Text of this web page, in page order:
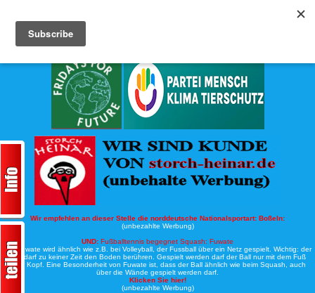
Wir empfehlen an dieser Stelle die norddeutsche Nationalsportart: Boßeln:
(unbezahlte Werbung)
UND: Fußballtennis begegnet Squash: Fuwate
Bei Fuwate wird ähnlich wie z.B. bei Volleyball, der Fussball über ein Netz gespielt. Wichtig: der
Ball darf zu keiner Zeit den Boden berühren. Gespielt werden darf der Ball nur mit dem Fuß
oder Kopf. Eine Besonderheit von Fuwate ist, dass der Ball ähnlich wie beim Squash, auch
über die Wände gespielt werden darf.
Klicken Sie hier!
(unbezahlte Werbung)